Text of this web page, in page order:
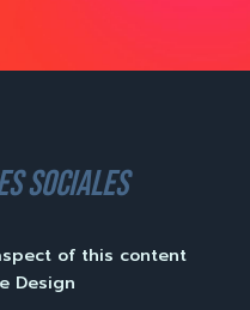
sociales
of this content
Design